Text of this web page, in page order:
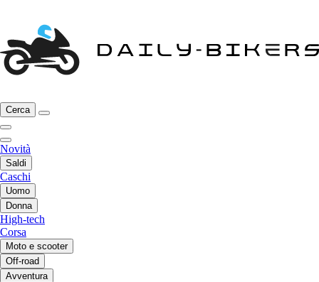
Cerca
Novità
Saldi
Caschi
Uomo
Donna
High-tech
Corsa
Moto e scooter
Off-road
Avventura